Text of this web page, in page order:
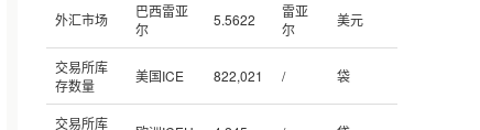
外汇市场
巴西雷亚
尔
5.5622
雷亚
尔
美元
交易所库
存数量
美国ICE 822,021 / 袋
交易所库